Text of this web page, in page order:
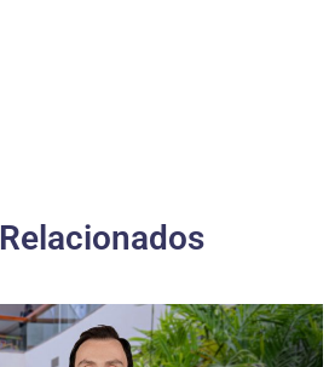
Relacionados